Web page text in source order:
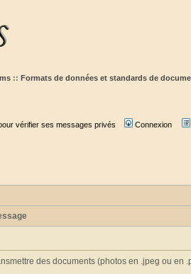
:: Formats de données et standards de
vérifier ses messages privés Connexion
des documents (photos en .jpeg ou